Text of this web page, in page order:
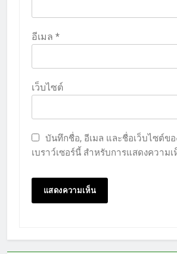
อีเมล *
เว็บไซต์
บันทึกชื่อ, อีเมล และชื่อเว็บไซต์ข
เบราว์เซอร์นี้ สำหรับการแสดงความ